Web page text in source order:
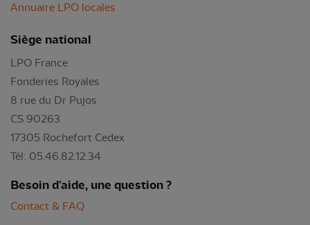
Annuaire LPO locales
Siège national
LPO France
Fonderies Royales
8 rue du Dr Pujos
CS 90263
17305 Rochefort Cedex
Tél: 05.46.82.12.34
Besoin d'aide, une question ?
Contact & FAQ